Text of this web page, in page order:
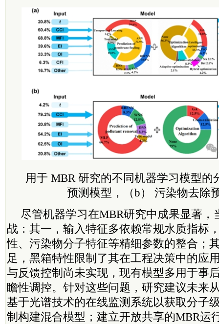
用于 MBR 研究的不同机器学习模型的
预测模型，（b） 污染物去除
尽管机器学习在MBR研究中成果显著，
战：其一，输入特征多依赖常规水质指标
性、污染物分子特征等精细参数的整合；
足，黑箱特性限制了其在工程决策中的应
与反馈控制尚未实现，现有模型多用于事
瞻性调控。针对这些问题，研究建议未来
基于光谱技术的在线监测系统以获取分子
制构建混合模型；建立开放共享的MBR运